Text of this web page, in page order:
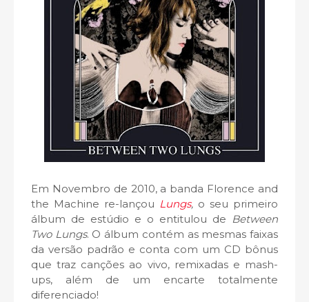
Em Novembro de 2010, a banda Florence and
the Machine re-lançou Lungs, o seu primeiro
álbum de estúdio e o entitulou de Between
Two Lungs. O álbum contém as mesmas faixas
da versão padrão e conta com um CD bônus
que traz canções ao vivo, remixadas e mash-
ups, além de um encarte totalmente
diferenciado!